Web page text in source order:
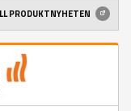
PRODUKTNYHETEN